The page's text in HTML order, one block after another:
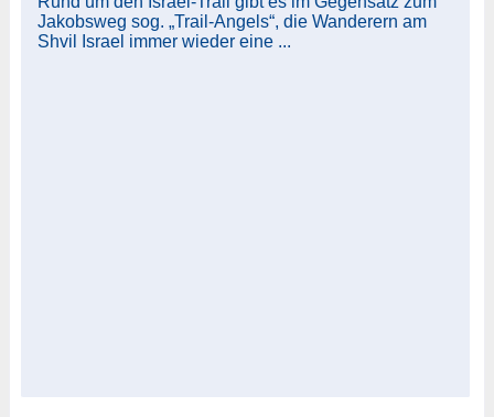
Jakobsweg sog. „Trail-Angels“, die Wanderern am
Shvil Israel immer wieder eine ...